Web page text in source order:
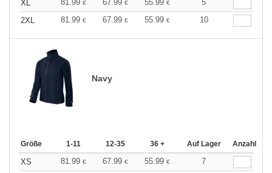
XL
81.99 € 67.99 € 55.99 €
5
2XL
81.99 € 67.99 € 55.99 € 10
Navy
Größe 1-11 12-35 36 + Auf Lager Anzahl
XS 81.99 € 67.99 € 55.99 €
7